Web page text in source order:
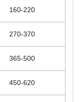
160-220
270-370
365-500
450-620